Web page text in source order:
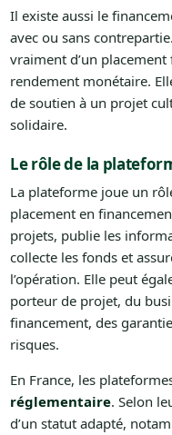
Il existe aussi le
avec ou sans
vraiment d’un placement
rendement monétaire.
de soutien à un projet
solidaire.
Le rôle de la
La plateforme joue un
placement en
projets, publie les
collecte les fonds et
l’opération. Elle peut
porteur de projet, du
financement, des
risques.
En France, les
réglementaire. Selon
d’un statut adapté,